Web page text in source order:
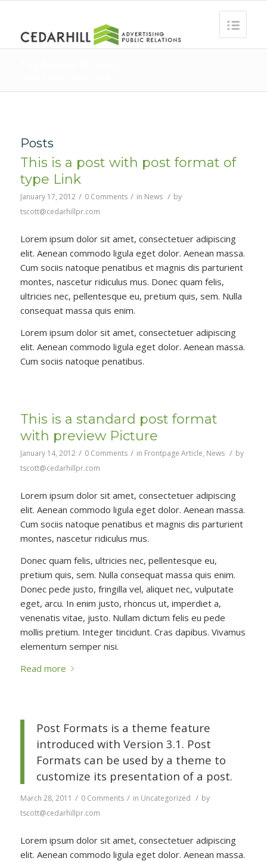
Posts
This is a post with post format of
type Link
January 17, 2012 / 0 Comments / in News / by
tscott@cedarhillpr.com
Lorem ipsum dolor sit amet, consectetuer adipiscing
elit. Aenean commodo ligula eget dolor. Aenean massa.
Cum sociis natoque penatibus et magnis dis parturient
montes, nascetur ridiculus mus. Donec quam felis,
ultricies nec, pellentesque eu, pretium quis, sem. Nulla
consequat massa quis enim.
Lorem ipsum dolor sit amet, consectetuer adipiscing
elit. Aenean commodo ligula eget dolor. Aenean massa.
Cum sociis natoque penatibus.
This is a standard post format
with preview Picture
January 14, 2012 / 0 Comments / in Frontpage Article, News / by
tscott@cedarhillpr.com
Lorem ipsum dolor sit amet, consectetuer adipiscing
elit. Aenean commodo ligula eget dolor. Aenean massa.
Cum sociis natoque penatibus et magnis dis parturient
montes, nascetur ridiculus mus.
Donec quam felis, ultricies nec, pellentesque eu,
pretium quis, sem. Nulla consequat massa quis enim.
Donec pede justo, fringilla vel, aliquet nec, vulputate
eget, arcu. In enim justo, rhoncus ut, imperdiet a,
venenatis vitae, justo. Nullam dictum felis eu pede
mollis pretium. Integer tincidunt. Cras dapibus. Vivamus
elementum semper nisi.
Read more
Post Formats is a theme feature
introduced with Version 3.1. Post
Formats can be used by a theme to
customize its presentation of a post.
March 28, 2011 / 0 Comments / in Uncategorized / by
tscott@cedarhillpr.com
Lorem ipsum dolor sit amet, consectetuer adipiscing
elit. Aenean commodo ligula eget dolor. Aenean massa.